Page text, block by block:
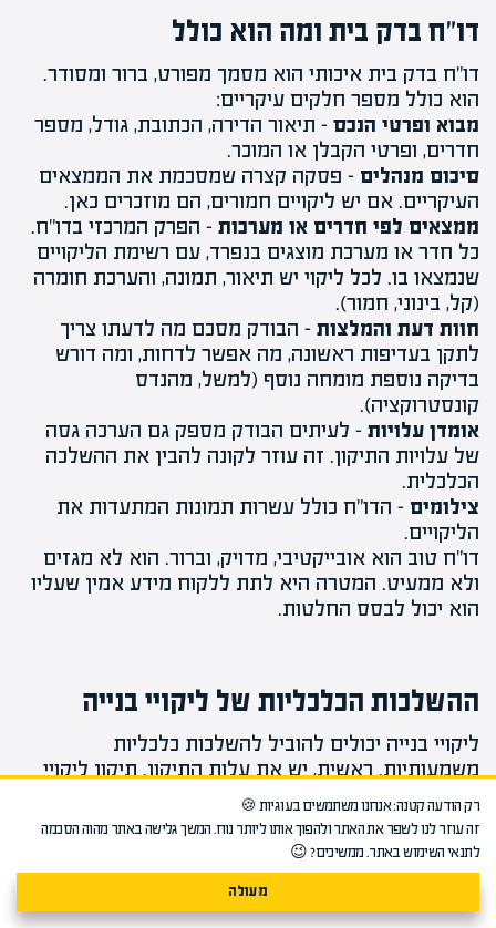
דו"ח בדק בית ומה הוא כולל
דו"ח בדק בית איכותי הוא מסמך מפורט, ברור ומסודר.
הוא כולל מספר חלקים עיקריים:
מבוא ופרטי הנכס – תיאור הדירה, הכתובת, גודל, מספר
חדרים, ופרטי הקבלן או המוכר.
סיכום מנהלים – פסקה קצרה שמסכמת את הממצאים
העיקריים. אם יש ליקויים חמורים, הם מוזכרים כאן.
ממצאים לפי חדרים או מערכות – הפרק המרכזי בדו"ח.
כל חדר או מערכת מוצגים בנפרד, עם רשימת הליקויים
שנמצאו בו. לכל ליקוי יש תיאור, תמונה, והערכת חומרה
(קל, בינוני, חמור).
חוות דעת והמלצות – הבודק מסכם מה לדעתו צריך
לתקן בעדיפות ראשונה, מה אפשר לדחות, ומה דורש
בדיקה נוספת מומחה נוסף (למשל, מהנדס
קונסטרוקציה).
אומדן עלויות – לעיתים הבודק מספק גם הערכה גסה
של עלויות התיקון. זה עוזר לקונה להבין את ההשלכה
הכלכלית.
צילומים – הדו"ח כולל עשרות תמונות המתעדות את
הליקויים.
דו"ח טוב הוא אובייקטיבי, מדויק, וברור. הוא לא מגזים
ולא ממעיט. המטרה היא לתת ללקוח מידע אמין שעליו
הוא יכול לבסס החלטות.
ההשלכות הכלכליות של ליקויי בנייה
ליקויי בנייה יכולים להוביל להשלכות כלכליות
משמעותיות. ראשית, יש את עלות התיקון. תיקון ליקויי
בנייה יכול לעלות מאות עד מאות אלפי שקלים, תלוי
בחומרת הבעיה ובהיקפה. למשל, תיקון רטיבות מקומית
רטיבות כוללת בכל הדירה, עם פירוק ריצוף, איטום
שקל. תיקון קונסטרוקטיבי חמור יכול להגיע לכמה
רק הודעה קטנה: אנחנו משתמשים בעוגיות 🍪
זה עוזר לנו לשפר את האתר ולהפוך אותו ליותר נוח. המשך גלישה באתר מהוה הסכמה
לתנאי השימוש באתר. ממשיכים? 😉
מעולה